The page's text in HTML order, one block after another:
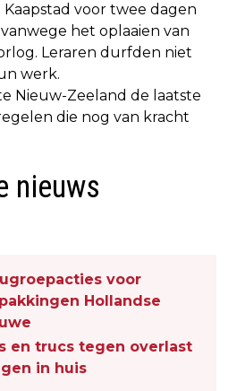
Kaapstad voor twee dagen
het oplaaien van
Leraren durfden niet
werk.
Nieuw-Zeeland de laatste
die nog van kracht
nieuws
voor
Hollandse
en trucs tegen overlast
in huis